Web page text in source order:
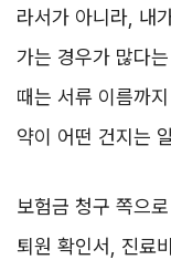
라서가 아니라, 내
가는 경우가 많다
때는 서류 이름까
약이 어떤 건지는
보험금 청구 쪽으
퇴원 확인서, 진료